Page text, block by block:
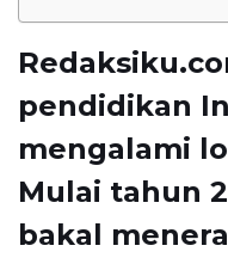
pendidikan
mengalami
Mulai tahun
bakal